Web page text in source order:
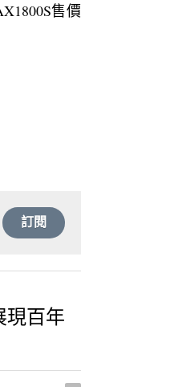
售價
訂閱
現百年